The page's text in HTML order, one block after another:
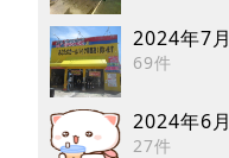
2024年7月
69件
2024年6月
27件